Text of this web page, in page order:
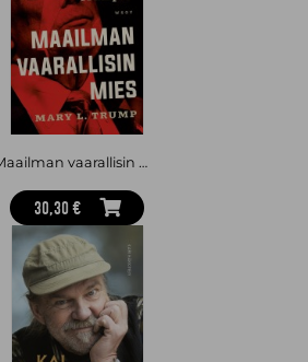
Maailman vaarallisin mies. Kuinka perheeni loi Donald Trumpin
30,30 €